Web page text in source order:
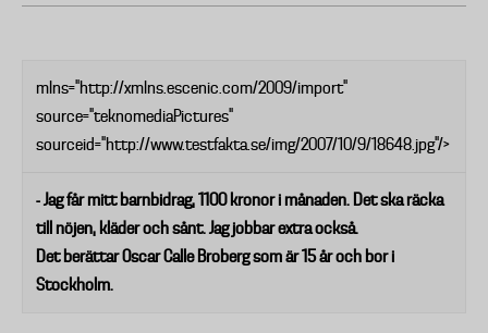
mlns="http://xmlns.escenic.com/2009/import"
source="teknomediaPictures"
sourceid="http://www.testfakta.se/img/2007/10/9/18648.jpg"/>
- Jag får mitt barnbidrag, 1100 kronor i månaden. Det ska räcka
till nöjen, kläder och sånt. Jag jobbar extra också.
Det berättar Oscar Calle Broberg som är 15 år och bor i
Stockholm.